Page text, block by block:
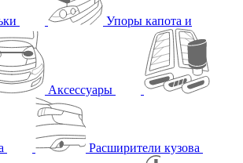
Упоры капота и
Аксессуары
Расширители кузова